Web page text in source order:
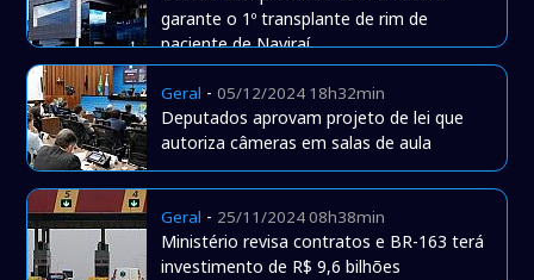
garante o 1º transplante de rim de
paciente de Naviraí
Geral -05/12/2024 18h32min
Deputados aprovam projeto de lei que
autoriza câmeras em salas de aula
Geral - 25/11/2024 08h38min
Ministério revisa contratos e BR-163 terá
investimento de R$ 9,6 bilhões